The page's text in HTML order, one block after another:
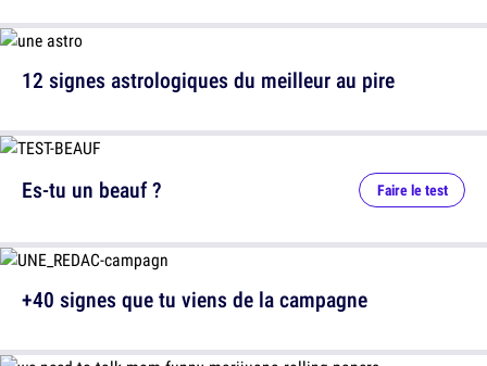
12 signes astrologiques du meilleur au pire
Es-tu un beauf ? Faire le test
+40 signes que tu viens de la campagne